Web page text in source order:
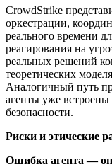
CrowdStrike
оркестрации,
реального времени
реагирования на
реальных решений
теоретических
Аналогичный путь
агенты уже
безопасности.
Риски и этические
Ошибка агента —